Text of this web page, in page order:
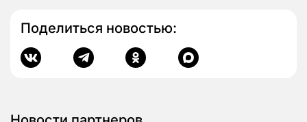
Поделиться новостью: